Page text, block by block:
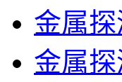
金属
金属